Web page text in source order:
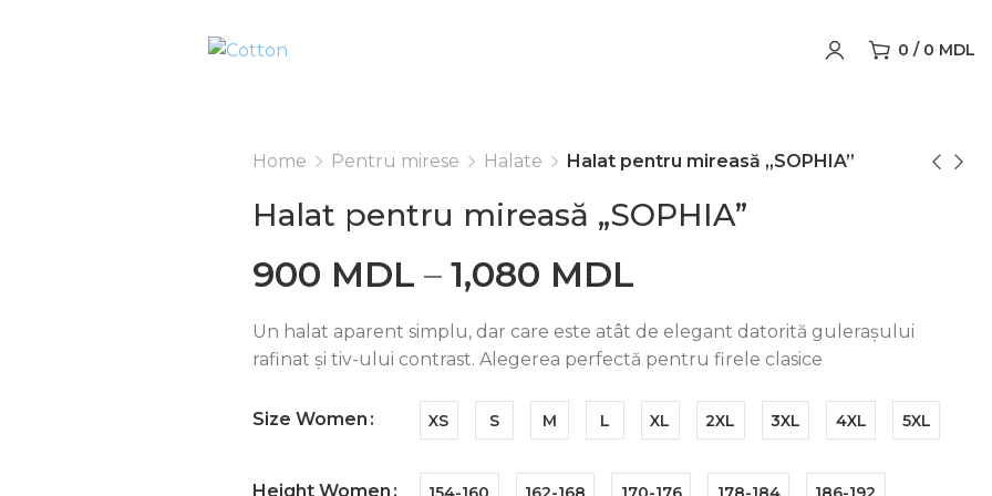
0 / 0 MDL
Home Pentru mirese Halate Halat pentru mireasă „SOPHIA”
Halat pentru mireasă „SOPHIA”
900 MDL – 1,080 MDL
Un halat aparent simplu, dar care este atât de elegant datorită gulerașului
rafinat și tiv-ului contrast. Alegerea perfectă pentru firele clasice
Size Women XS S M L XL 2XL 3XL 4XL 5XL
Height Women